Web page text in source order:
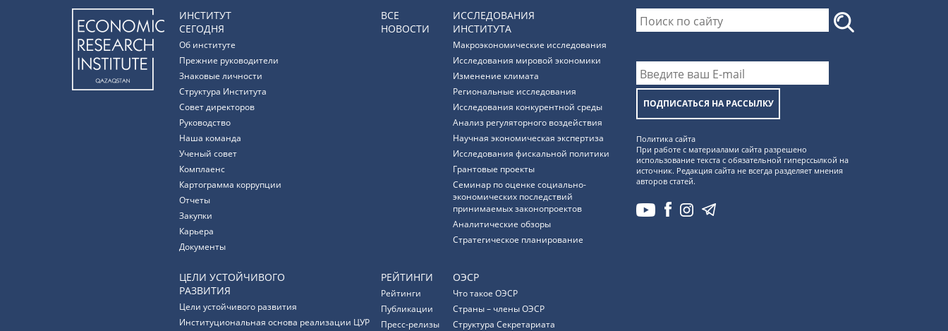
ИНСТИТУТ
СЕГОДНЯ
Об институте
Прежние руководители
Знаковые личности
Структура Института
Совет директоров
Руководство
Наша команда
Ученый совет
Комплаенс
Картограмма коррупции
Отчеты
Закупки
Карьера
Документы
ВСЕ
НОВОСТИ
ИССЛЕДОВАНИЯ
ИНСТИТУТА
Макроэкономические исследования
Исследования мировой экономики
Изменение климата
Региональные исследования
Исследования конкурентной среды
Анализ регуляторного воздействия
Научная экономическая экспертиза
Исследования фискальной политики
Грантовые проекты
Семинар по оценке социально-
экономических последствий
принимаемых законопроектов
Аналитические обзоры
Стратегическое планирование
ЦЕЛИ УСТОЙЧИВОГО
РАЗВИТИЯ
Цели устойчивого развития
Институциональная основа реализации ЦУР
РЕЙТИНГИ
Рейтинги
Публикации
Пресс-релизы
ОЭСР
Что такое ОЭСР
Страны – члены ОЭСР
Структура Секретариата
ПОДПИСАТЬСЯ НА РАССЫЛКУ
Политика сайта
При работе с материалами сайта разрешено
использование текста с обязательной гиперссылкой на
источник. Редакция сайта не всегда разделяет мнения
авторов статей.